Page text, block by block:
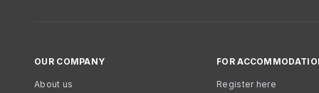
OUR COMPANY
About us
FOR
Register here